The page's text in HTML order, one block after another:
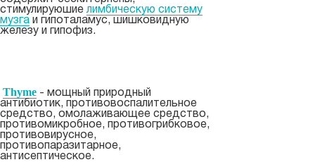
стимулируюшиелимбическую систему
музга и гипоталамус, шишковидную
железу и гипофиз.
Thyme - мощный природный
антибиотик, противовоспалительное
средство, омолаживающее средство,
противомикробное, противогрибковое,
противовирусное,
противопаразитарное,
антисептическое.